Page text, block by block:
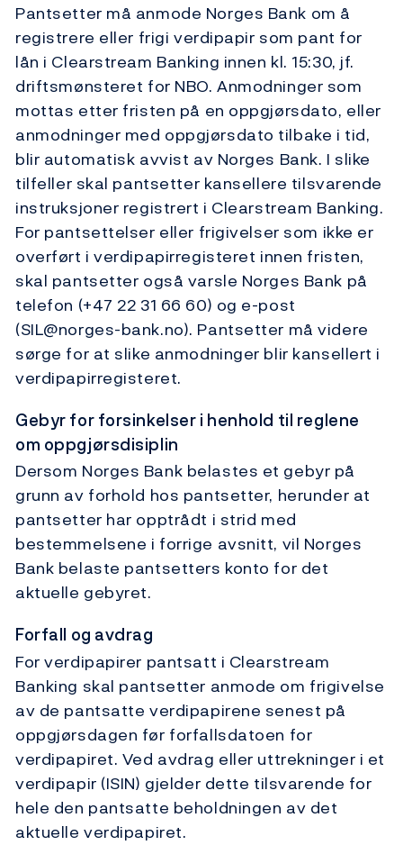
Pantsetter må anmode Norges Bank om å
registrere eller frigi verdipapir som pant for
lån i Clearstream Banking innen kl. 15:30, jf.
driftsmønsteret for NBO. Anmodninger som
mottas etter fristen på en oppgjørsdato, eller
anmodninger med oppgjørsdato tilbake i tid,
blir automatisk avvist av Norges Bank. I slike
tilfeller skal pantsetter kansellere tilsvarende
instruksjoner registrert i Clearstream Banking.
For pantsettelser eller frigivelser som ikke er
overført i verdipapirregisteret innen fristen,
skal pantsetter også varsle Norges Bank på
telefon (+47 22 31 66 60) og e-post
(SIL@norges-bank.no). Pantsetter må videre
sørge for at slike anmodninger blir kansellert i
verdipapirregisteret.
Gebyr for forsinkelser i henhold til reglene
om oppgjørsdisiplin
Dersom Norges Bank belastes et gebyr på
grunn av forhold hos pantsetter, herunder at
pantsetter har opptrådt i strid med
bestemmelsene i forrige avsnitt, vil Norges
Bank belaste pantsetters konto for det
aktuelle gebyret.
Forfall og avdrag
For verdipapirer pantsatt i Clearstream
Banking skal pantsetter anmode om frigivelse
av de pantsatte verdipapirene senest på
oppgjørsdagen før forfallsdatoen for
verdipapiret. Ved avdrag eller uttrekninger i et
verdipapir (ISIN) gjelder dette tilsvarende for
hele den pantsatte beholdningen av det
aktuelle verdipapiret.